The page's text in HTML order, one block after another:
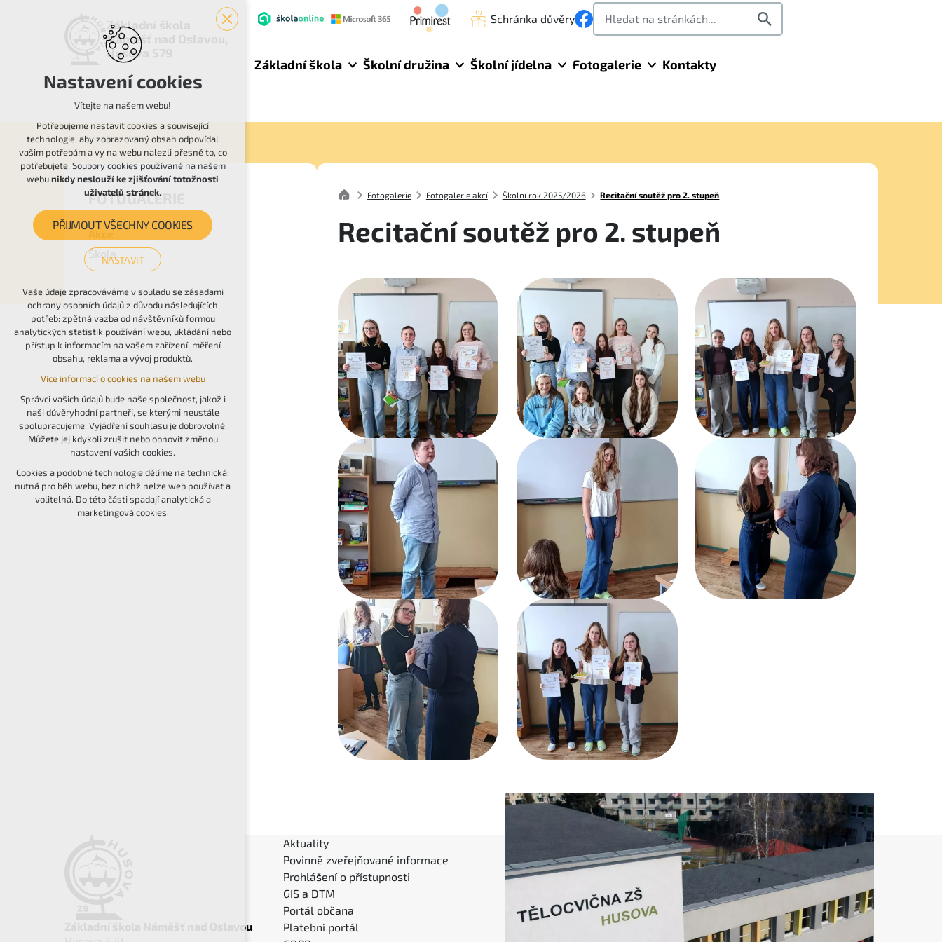
Základní škola
Náměšť nad Oslavou,
Husova 579
Schránka důvěry
Základní škola Školní družina Školní jídelna Fotogalerie Kontakty
Fotogalerie Fotogalerie akcí Školní rok 2025/2026 Recitační soutěž pro 2. stupeň
Recitační soutěž pro 2. stupeň
FOTOGALERIE
Akce
Škola
Základní škola Náměšť nad Oslavou
Aktuality
Povinně zveřejňované informace
Prohlášení o přístupnosti
GIS a DTM
Portál občana
Platební portál
Nastavení cookies
Vítejte na našem webu!
Potřebujeme nastavit cookies a související
technologie, aby zobrazovaný obsah odpovídal
vašim potřebám a vy na webu nalezli přesně to, co
potřebujete. Soubory cookies používané na našem
webunikdy neslouží ke zjišťování totožnosti
uživatelů stránek.
PŘIJMOUT VŠECHNY COOKIES
NASTAVIT
Technická cookies
nutná pro provozování webu
udržení kontextu stránek (session): případná
přihlášení, volby jazyka, apod.
Volitelná cookies
analytická pro anonymizované vyhodnocení
návštěvnosti
marketingová cookies (Google, Seznam,
Facebook)
Více informací o cookies na našem webu
PŘIJMOUT VŠECHNY COOKIES
ODMÍTNOUT VOLITELNÁ
Vaše údaje zpracováváme v souladu se zásadami
ochrany osobních údajů z důvodu následujících
potřeb: zpětná vazba od návštěvníků formou
analytických statistik používání webu, ukládání nebo
přístup k informacím na vašem zařízení, měření
obsahu, reklama a vývoj produktů.
Více informací o cookies na našem webu
Správci vašich údajů bude naše společnost, jakož i
naši důvěryhodní partneři, se kterými neustále
spolupracujeme. Vyjádření souhlasu je dobrovolné.
Můžete jej kdykoli zrušit nebo obnovit změnou
nastavení vašich cookies.
Cookies a podobné technologie dělíme na technická:
nutná pro běh webu, bez nichž nelze web používat a
volitelná. Do této části spadají analytická a
marketingová cookies.